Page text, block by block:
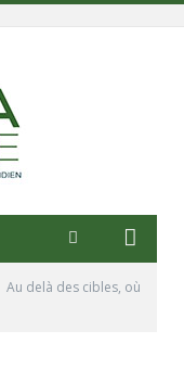
Au delà des cibles, où